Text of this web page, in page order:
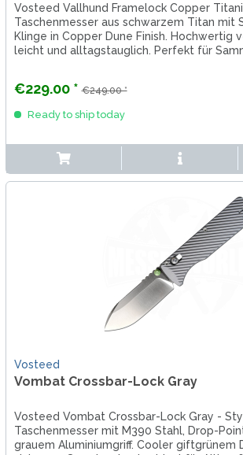
Vosteed Vallhund Framelock Copper
Taschenmesser aus schwarzem Titan mit
Klinge in Copper Dune Finish. Hochwertig
leicht und alltagstauglich. Perfekt für
€229.00 * €249.00 *
Ready to ship today
Vosteed
Vombat Crossbar-Lock Gray
Vosteed Vombat Crossbar-Lock Gray -
Taschenmesser mit M390 Stahl, Drop-
grauem Aluminiumgriff. Cooler giftgrünem